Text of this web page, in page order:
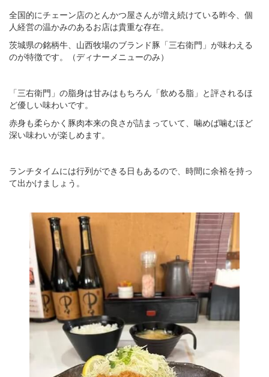
全国的にチェーン店のとんかつ屋さんが増え続けている昨今、個
人経営の温かみのあるお店は貴重な存在。
茨城県の銘柄牛、山西牧場のブランド豚「三右衛門」が味わえる
のが特徴です。（ディナーメニューのみ）
「三右衛門」の脂身は甘みはもちろん「飲める脂」と評されるほ
ど優しい味わいです。
赤身も柔らかく豚肉本来の良さが詰まっていて、噛めば噛むほど
深い味わいが楽しめます。
ランチタイムには行列ができる日もあるので、時間に余裕を持っ
て出かけましょう。